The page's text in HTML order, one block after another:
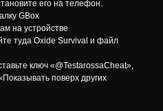
его на телефон.
GBox
на устройстве
туда Oxide Survival и файл
ключ «@TestarossaCheat»,
поверх других